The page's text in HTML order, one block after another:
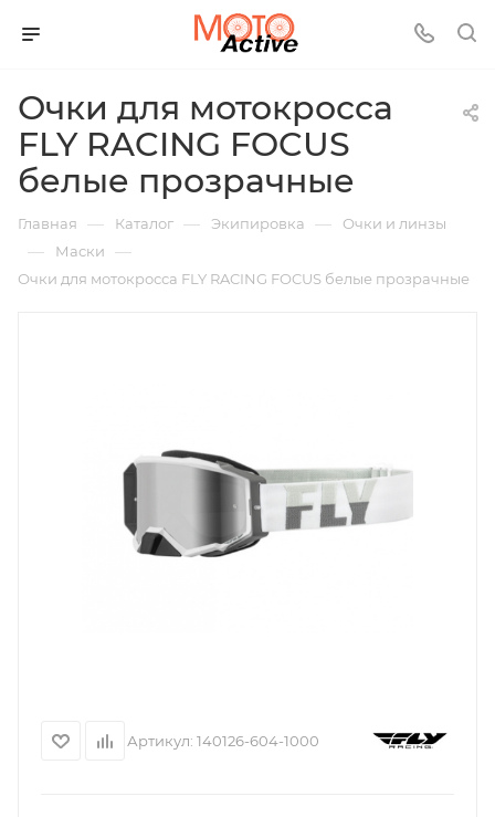
Очки для мотокросса
FLY RACING FOCUS
белые прозрачные
Главная — Каталог — Экипировка — Очки и линзы
— Маски —
Очки для мотокросса FLY RACING FOCUS белые прозрачные
Артикул: 140126-604-1000